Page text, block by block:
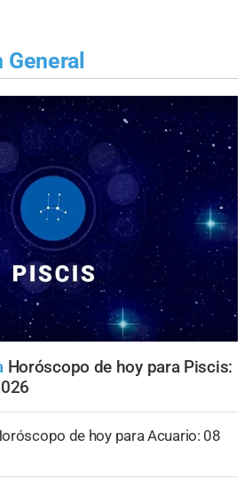
Horóscopo de hoy para Piscis:
de hoy para Acuario: 08